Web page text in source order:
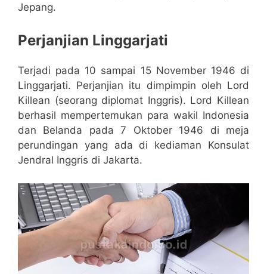
Jepang.
Perjanjian Linggarjati
Terjadi pada 10 sampai 15 November 1946 di
Linggarjati. Perjanjian itu dimpimpin oleh Lord
Killean (seorang diplomat Inggris). Lord Killean
berhasil mempertemukan para wakil Indonesia
dan Belanda pada 7 Oktober 1946 di meja
perundingan yang ada di kediaman Konsulat
Jendral Inggris di Jakarta.